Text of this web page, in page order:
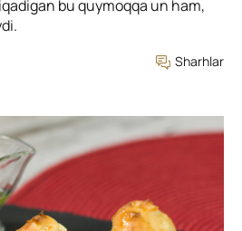
bu quymoqqa un ham,
Sharhlar